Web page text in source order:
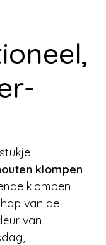
klompen
klompen
van de
van